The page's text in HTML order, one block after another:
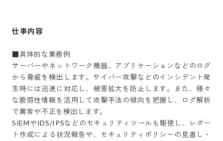
仕事内容
■具体的な業務例
サーバーやネットワーク機器、アプリケーションなどのログ
から脅威を検出します。サイバー攻撃などのインシデント発
生時には迅速に対応し、被害拡大を防止します。また、様々
な脆弱性情報を活用して攻撃手法の傾向を把握し、ログ解析
で異常や不正を検出します。
SIEMやIDS/IPSなどのセキュリティツールも駆使し、レポー
ト作成による状況報告や、セキュリティポリシーの見直し・